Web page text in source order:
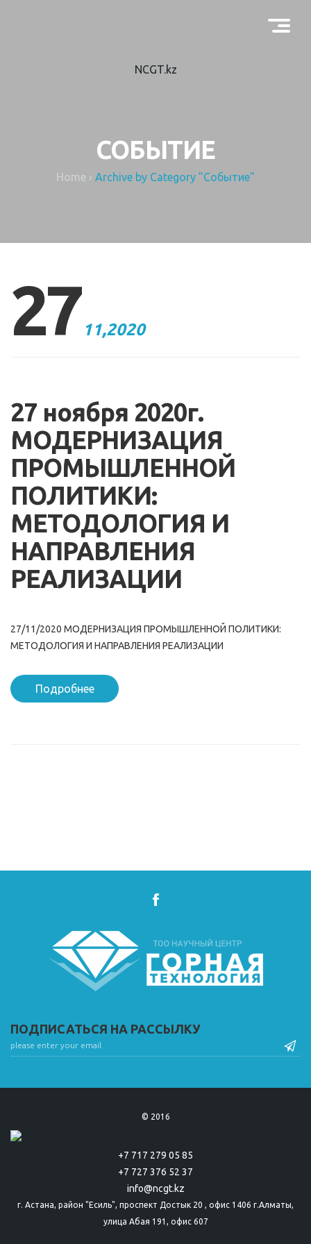
NCGT.kz
СОБЫТИЕ
Home › Archive by Category "Событие"
27 11,2020
27 ноября 2020г.
МОДЕРНИЗАЦИЯ
ПРОМЫШЛЕННОЙ
ПОЛИТИКИ:
МЕТОДОЛОГИЯ И
НАПРАВЛЕНИЯ
РЕАЛИЗАЦИИ
27/11/2020 МОДЕРНИЗАЦИЯ ПРОМЫШЛЕННОЙ ПОЛИТИКИ:
МЕТОДОЛОГИЯ И НАПРАВЛЕНИЯ РЕАЛИЗАЦИИ
Подробнее
ПОДПИСАТЬСЯ НА РАССЫЛКУ
© 2016
+7 717 279 05 85
+7 727 376 52 37
info@ncgt.kz
г. Астана, район "Есиль", проспект Достык 20 , офис 1406 г.Алматы,
улица Абая 191, офис 607